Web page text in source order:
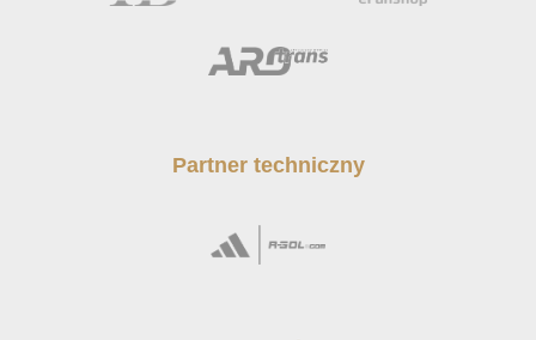
Partner techniczny